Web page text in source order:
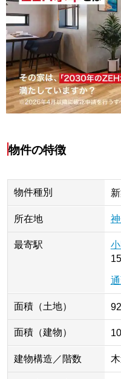
物件の特徴
物件種別
所在地
最寄駅
面積（土地）
面積（建物）
建物構造／階数